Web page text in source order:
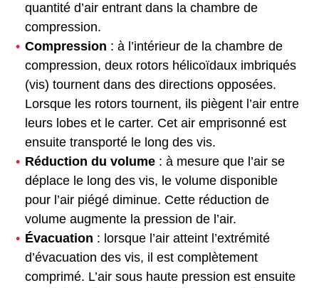
quantité d’air entrant dans la chambre de
compression.
Compression : à l’intérieur de la chambre de
compression, deux rotors hélicoïdaux imbriqués
(vis) tournent dans des directions opposées.
Lorsque les rotors tournent, ils piègent l’air entre
leurs lobes et le carter. Cet air emprisonné est
ensuite transporté le long des vis.
Réduction du volume : à mesure que l’air se
déplace le long des vis, le volume disponible
pour l’air piégé diminue. Cette réduction de
volume augmente la pression de l’air.
Évacuation : lorsque l’air atteint l’extrémité
d’évacuation des vis, il est complètement
comprimé. L’air sous haute pression est ensuite